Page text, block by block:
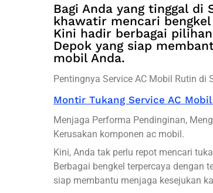
Bagi Anda yang tinggal di
khawatir mencari
Kini hadir berbagai
Depok yang siap
mobil Anda.
Pentingnya Service AC Mobil Rutin di
Montir Tukang Service AC
Menjaga Performa Pendinginan,
Kerusakan komponen ac mobil.
Kini, Anda tak perlu repot mencari
Berbagai bengkel terpercaya dengan
siap membantu menjaga kesejukan